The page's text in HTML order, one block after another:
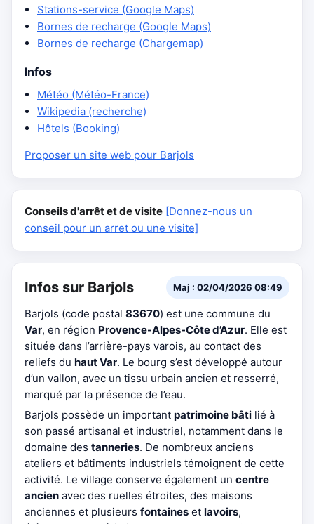
Stations-service (Google Maps)
Bornes de recharge (Google Maps)
Bornes de recharge (Chargemap)
Infos
Météo (Météo-France)
Wikipedia (recherche)
Hôtels (Booking)
Proposer un site web pour Barjols
Conseils d'arrêt et de visite [Donnez-nous un
conseil pour un arret ou une visite]
Infos sur Barjols Maj : 02/04/2026 08:49
Barjols (code postal 83670) est une commune du
Var, en région Provence-Alpes-Côte d’Azur. Elle est
située dans l’arrière-pays varois, au contact des
reliefs du haut Var. Le bourg s’est développé autour
d’un vallon, avec un tissu urbain ancien et resserré,
marqué par la présence de l’eau.
Barjols possède un important patrimoine bâti lié à
son passé artisanal et industriel, notamment dans le
domaine des tanneries. De nombreux anciens
ateliers et bâtiments industriels témoignent de cette
activité. Le village conserve également un centre
ancien avec des ruelles étroites, des maisons
anciennes et plusieurs fontaines et lavoirs,